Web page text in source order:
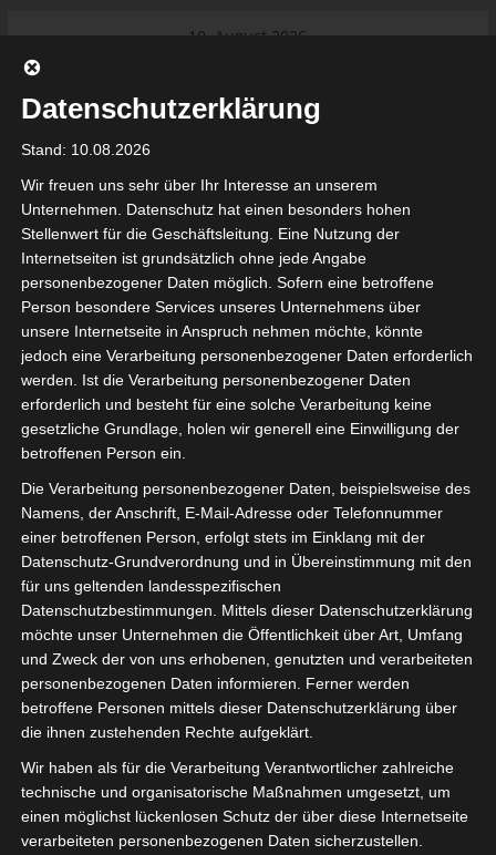
10. August 2026
beginnt am 22. und 23. August
2026 (Update)
Meisterschaft an
Ligue 1 Pro: Spielplan der ersten 15
Spieltage der Saison 2026/2027
Ligue 2 Pro Tunesien 2026/2027 –
Saison beginnt am am 19./20.
September 2026
Internationaler Sportgerichtshof
lehnt Eilverfahren ab – AS Soliman
steuert auf die Ligue 2 zu
tunesienfussball.de
Tunesien Ligafußball
Sie befinden sich hier:Startseite
Bizertin (CAB) – Stade Tunisien (ST)
8 Mai 2023-16:00
Meisterschaft Tunesien 2022/2023 - Playout
Abstiegsrunde| Spieltag 7
Halbzeit: 0-0
Datenschutzerklärung
Stand: 10.08.2026
Wir freuen uns sehr über Ihr Interesse an unserem
Unternehmen. Datenschutz hat einen besonders hohen
Stellenwert für die Geschäftsleitung. Eine Nutzung der
Internetseiten ist grundsätzlich ohne jede Angabe
personenbezogener Daten möglich. Sofern eine betroffene
Person besondere Services unseres Unternehmens über
unsere Internetseite in Anspruch nehmen möchte, könnte
jedoch eine Verarbeitung personenbezogener Daten erforderlich
werden. Ist die Verarbeitung personenbezogener Daten
erforderlich und besteht für eine solche Verarbeitung keine
gesetzliche Grundlage, holen wir generell eine Einwilligung der
betroffenen Person ein.
Die Verarbeitung personenbezogener Daten, beispielsweise des
Namens, der Anschrift, E-Mail-Adresse oder Telefonnummer
einer betroffenen Person, erfolgt stets im Einklang mit der
Datenschutz-Grundverordnung und in Übereinstimmung mit den
für uns geltenden landesspezifischen
Datenschutzbestimmungen. Mittels dieser Datenschutzerklärung
möchte unser Unternehmen die Öffentlichkeit über Art, Umfang
und Zweck der von uns erhobenen, genutzten und verarbeiteten
personenbezogenen Daten informieren. Ferner werden
betroffene Personen mittels dieser Datenschutzerklärung über
die ihnen zustehenden Rechte aufgeklärt.
Wir haben als für die Verarbeitung Verantwortlicher zahlreiche
technische und organisatorische Maßnahmen umgesetzt, um
einen möglichst lückenlosen Schutz der über diese Internetseite
verarbeiteten personenbezogenen Daten sicherzustellen.